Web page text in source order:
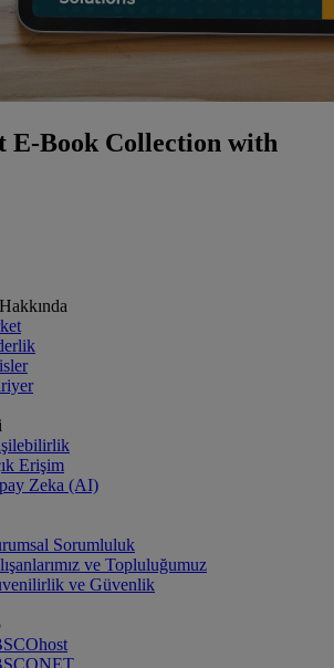
E-Book Collection with
Erişim
Zeka (AI)
Sorumluluk
ve Topluluğumuz
ve Güvenlik